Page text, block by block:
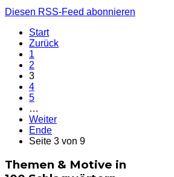
Diesen RSS-Feed abonnieren
Start
Zurück
1
2
3
4
5
…
Weiter
Ende
Seite 3 von 9
Themen & Motive in